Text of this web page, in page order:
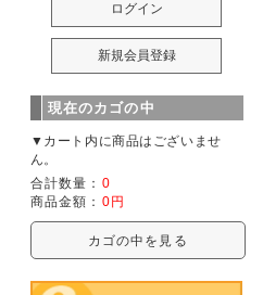
現在のカゴの中
▼カート内に商品はございませ
ん。
合計数量： 0
商品金額： 0円
カゴの中を見る